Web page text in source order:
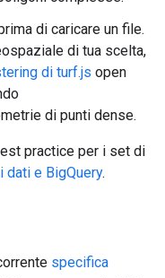
di caricare un file.
di tua scelta,
di turf.js open
di punti dense.
practice per i set di
e BigQuery.
specifica